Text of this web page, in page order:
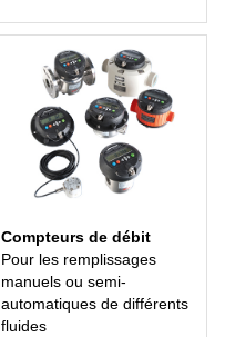
Compteurs de débit
Pour les remplissages
manuels ou semi-
automatiques de différents
fluides